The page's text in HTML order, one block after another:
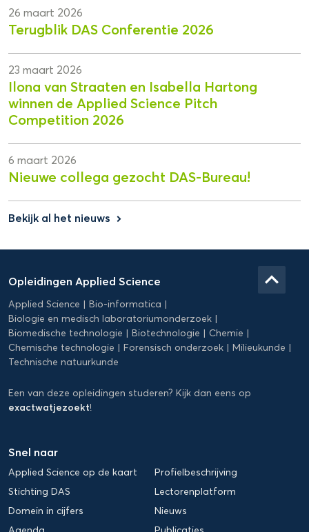
26 maart 2026
Terugblik DAS Conferentie 2026
23 maart 2026
Ilona van Straaten en Isabella Hartong
winnen de Applied Science Pitch
Competition 2026
6 maart 2026
Nieuwe collega gezocht DAS-Bureau!
Bekijk al het nieuws keyboard_arrow_right
Applied
Science
Opleidingen Applied Science
Applied Science
Bio-informatica
Biologie en medisch laboratoriumonderzoek
Biomedische technologie
Biotechnologie
Chemie
Chemische technologie
Forensisch onderzoek
Milieukunde
Technische natuurkunde
Een van deze opleidingen studeren? Kijk dan eens op
exactwatjezoekt!
Snel naar
Applied Science op de kaart
Profielbeschrijving
Stichting DAS
Lectorenplatform
Domein in cijfers
Nieuws
keyboard_arrow_up